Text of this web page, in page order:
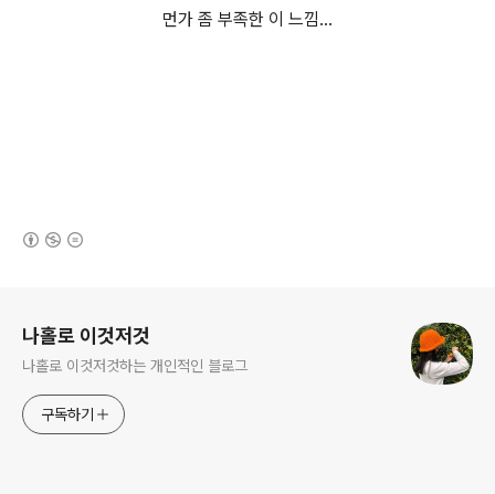
먼가 좀 부족한 이 느낌...
나홀로 이것저것
나홀로 이것저것하는 개인적인 블로그
구독하기